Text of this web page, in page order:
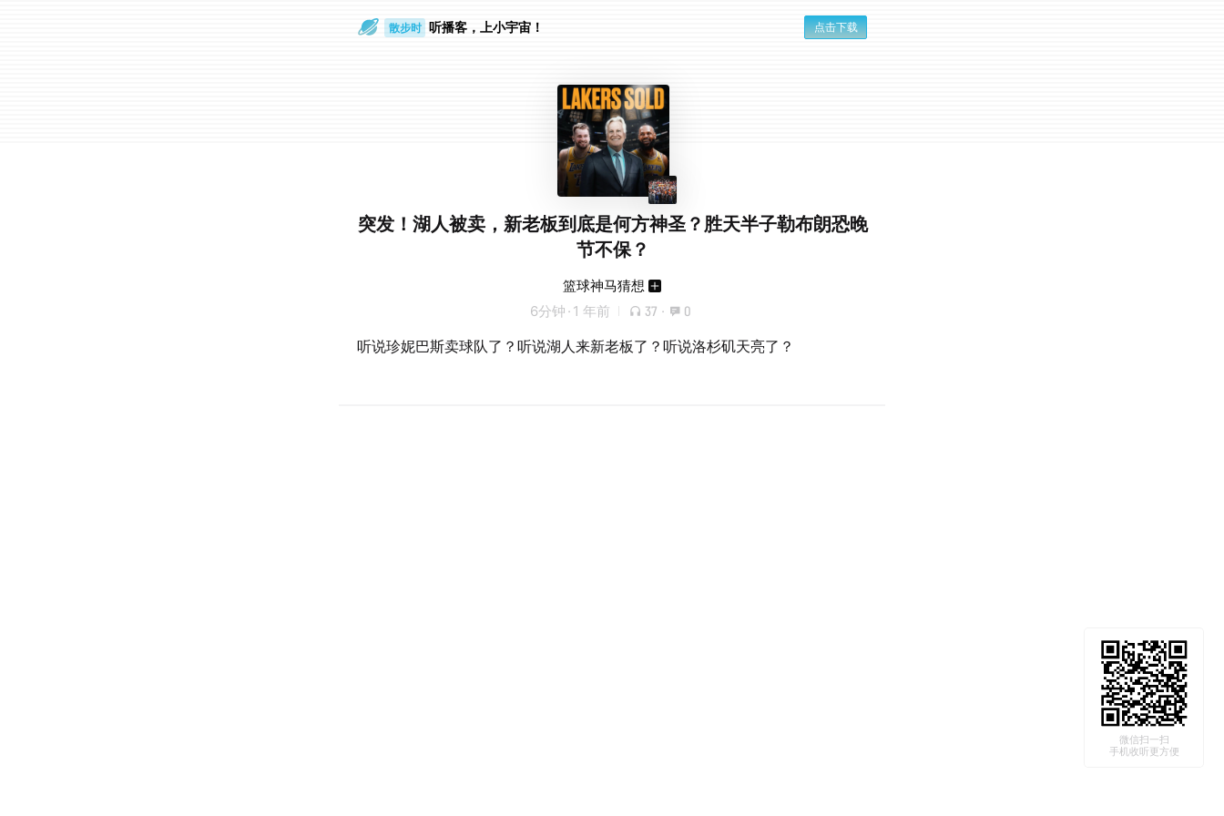
散步时 听播客，上小宇宙！ 点击下载
突发！湖人被卖，新老板到底是何方神圣？胜天半子勒布朗恐晚
节不保？
篮球神马猜想
6分钟 · 1 年前 37 · 0
听说珍妮巴斯卖球队了？听说湖人来新老板了？听说洛杉矶天亮了？
微信扫一扫
手机收听更方便